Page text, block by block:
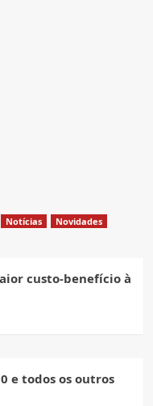
Notícias
Novidades
custo-benefício à
e todos os outros